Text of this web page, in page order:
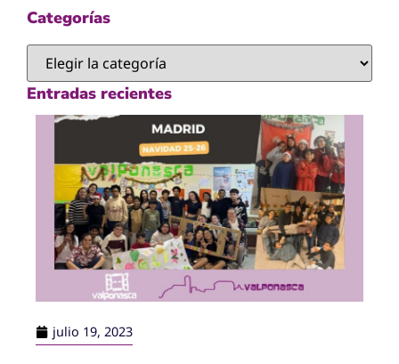
Categorías
Entradas recientes
julio 19, 2023